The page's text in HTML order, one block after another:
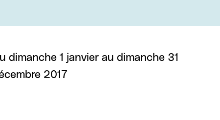
dimanche 1 janvier au dimanche 31
2017